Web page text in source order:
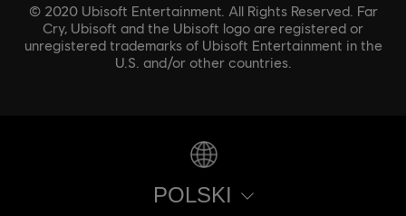
© 2020 Ubisoft Entertainment. All Rights Reserved. Far
Cry, Ubisoft and the Ubisoft logo are registered or
unregistered trademarks of Ubisoft Entertainment in the
U.S. and/or other countries.
POLSKI